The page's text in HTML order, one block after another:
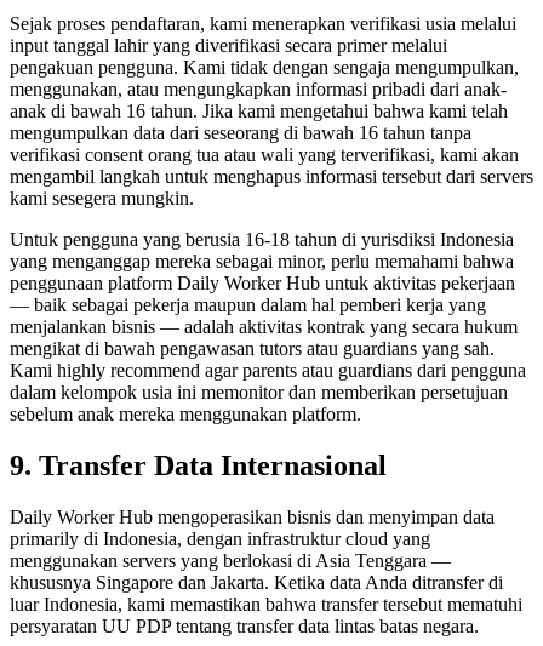
Sejak proses pendaftaran, kami menerapkan verifikasi usia melalui
input tanggal lahir yang diverifikasi secara primer melalui
pengakuan pengguna. Kami tidak dengan sengaja mengumpulkan,
menggunakan, atau mengungkapkan informasi pribadi dari anak-
anak di bawah 16 tahun. Jika kami mengetahui bahwa kami telah
mengumpulkan data dari seseorang di bawah 16 tahun tanpa
verifikasi consent orang tua atau wali yang terverifikasi, kami akan
mengambil langkah untuk menghapus informasi tersebut dari servers
kami sesegera mungkin.
Untuk pengguna yang berusia 16-18 tahun di yurisdiksi Indonesia
yang menganggap mereka sebagai minor, perlu memahami bahwa
penggunaan platform Daily Worker Hub untuk aktivitas pekerjaan
— baik sebagai pekerja maupun dalam hal pemberi kerja yang
menjalankan bisnis — adalah aktivitas kontrak yang secara hukum
mengikat di bawah pengawasan tutors atau guardians yang sah.
Kami highly recommend agar parents atau guardians dari pengguna
dalam kelompok usia ini memonitor dan memberikan persetujuan
sebelum anak mereka menggunakan platform.
9. Transfer Data Internasional
Daily Worker Hub mengoperasikan bisnis dan menyimpan data
primarily di Indonesia, dengan infrastruktur cloud yang
menggunakan servers yang berlokasi di Asia Tenggara —
khususnya Singapore dan Jakarta. Ketika data Anda ditransfer di
luar Indonesia, kami memastikan bahwa transfer tersebut mematuhi
persyaratan UU PDP tentang transfer data lintas batas negara.